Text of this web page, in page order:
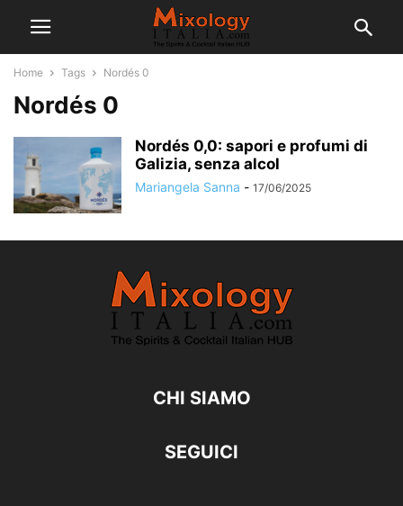
Home Tags Nordés 0
Nordés 0
Nordés 0,0: sapori e profumi di
Galizia, senza alcol
Mariangela Sanna - 17/06/2025
CHI SIAMO
SEGUICI